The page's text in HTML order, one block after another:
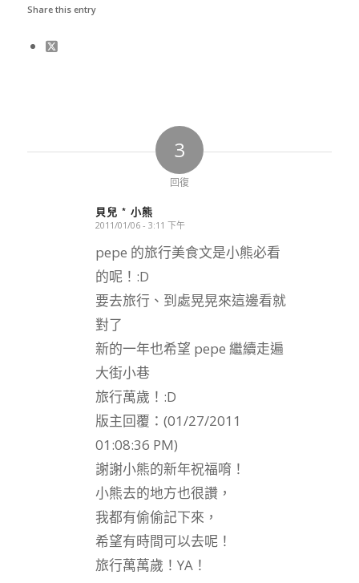
Share this entry
3
回復
貝兒 * 小熊
says:
2011/01/06 - 3:11 下午
pepe 的旅行美食文是小熊必看
的呢！:D
要去旅行、到處晃晃來這邊看就
對了
新的一年也希望 pepe 繼續走遍
大街小巷
旅行萬歲！:D
版主回覆：(01/27/2011
01:08:36 PM)
謝謝小熊的新年祝福唷！
小熊去的地方也很讚，
我都有偷偷記下來，
希望有時間可以去呢！
旅行萬萬歲！YA！